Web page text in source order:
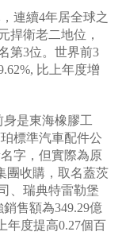
連續4年居全球之
捍衛老二地位，
第3位。世界前3
比上年度增
是東海橡膠工
標準汽車配件公
字，但實際為原
團收購，取名蓋茨
、瑞典特雷勒堡
售額為349.29億
年度提高0.27個百